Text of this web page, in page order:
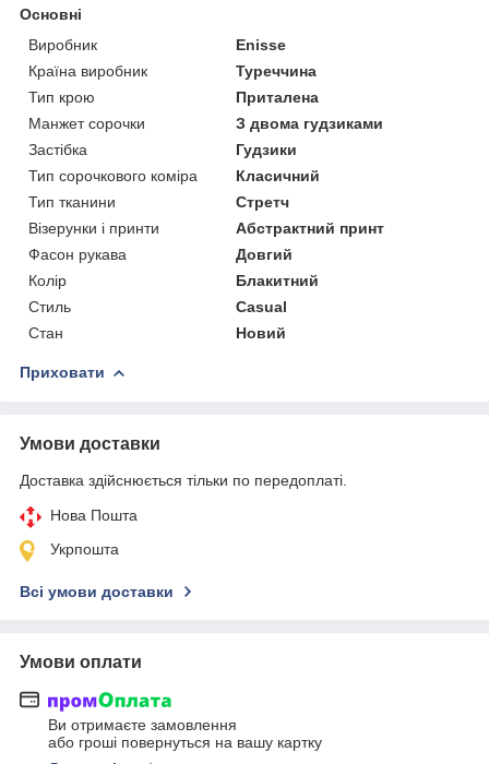
Основні
Виробник
Enisse
Країна виробник
Туреччина
Тип крою
Приталена
Манжет сорочки
З двома гудзиками
Застібка
Гудзики
Тип сорочкового коміра
Класичний
Тип тканини
Стретч
Візерунки і принти
Абстрактний принт
Фасон рукава
Довгий
Колір
Блакитний
Стиль
Casual
Стан
Новий
Приховати
Умови доставки
Доставка здійснюється тільки по передоплаті.
Нова Пошта
Укрпошта
Всі умови доставки
Умови оплати
Ви отримаєте замовлення
або гроші повернуться на вашу картку